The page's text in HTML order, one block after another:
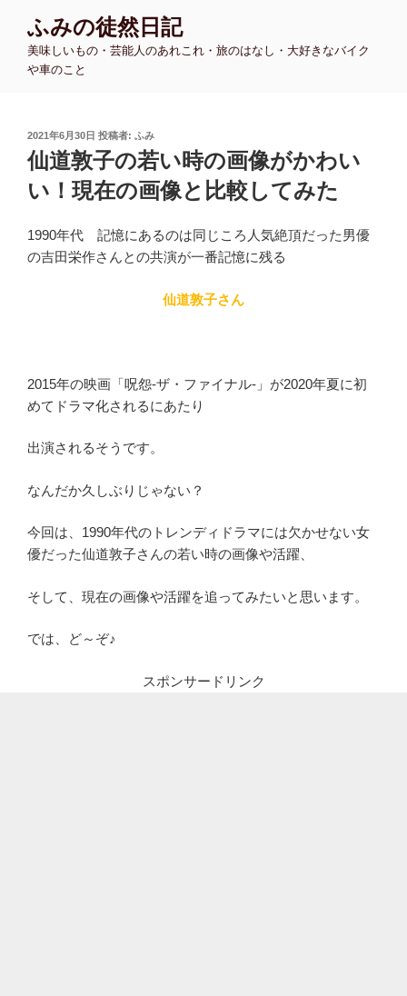
ふみの徒然日記
美味しいもの・芸能人のあれこれ・旅のはなし・大好きなバイク
や車のこと
投
稿
日:
2021年6月30日 投稿者: ふみ
仙道敦子の若い時の画像がかわい
い！現在の画像と比較してみた
1990年代 記憶にあるのは同じころ人気絶頂だった男優
の吉田栄作さんとの共演が一番記憶に残る
仙道敦子さん
2015年の映画「呪怨-ザ・ファイナル-」が2020年夏に初
めてドラマ化されるにあたり
出演されるそうです。
なんだか久しぶりじゃない？
今回は、1990年代のトレンディドラマには欠かせない女
優だった仙道敦子さんの若い時の画像や活躍、
そして、現在の画像や活躍を追ってみたいと思います。
では、ど～ぞ♪
スポンサードリンク